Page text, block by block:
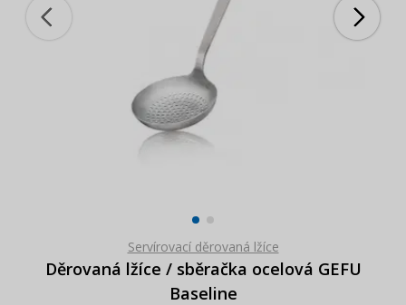
Servírovací děrovaná lžíce
Děrovaná lžíce / sběračka ocelová GEFU
Baseline